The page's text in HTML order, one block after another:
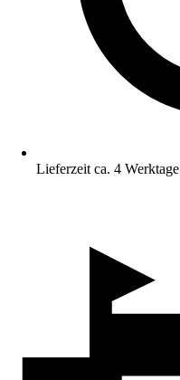
Lieferzeit ca. 4 Werktage